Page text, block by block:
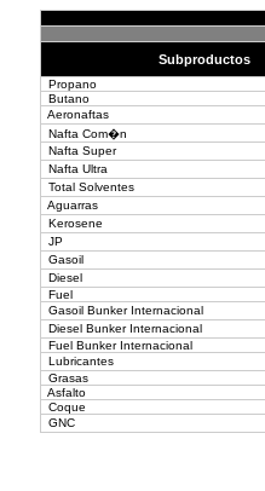
Subproductos
Propano
Butano
Aeronaftas
Nafta Com�n
Nafta Super
Nafta Ultra
Total Solventes
Aguarras
Kerosene
JP
Gasoil
Diesel
Fuel
Gasoil Bunker Internacional
Diesel Bunker Internacional
Fuel Bunker Internacional
Lubricantes
Grasas
Asfalto
Coque
GNC